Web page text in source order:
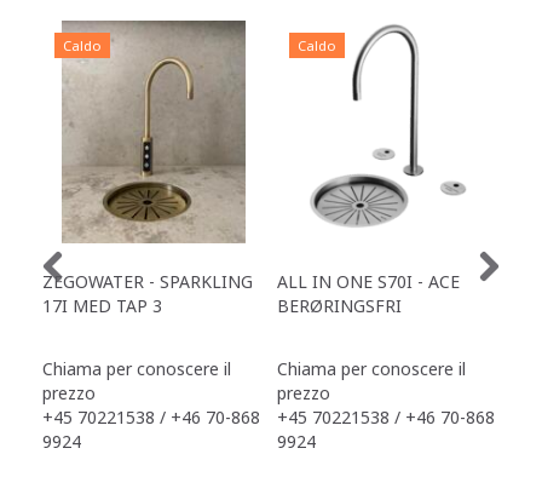
Caldo
ZEGOWATER - SPARKLING
17I MED TAP 3
Chiama per conoscere il
prezzo
+45 70221538 / +46 70-868
9924
Caldo
ALL IN ONE S70I - ACE
BERØRINGSFRI
Chiama per conoscere il
prezzo
+45 70221538 / +46 70-868
9924